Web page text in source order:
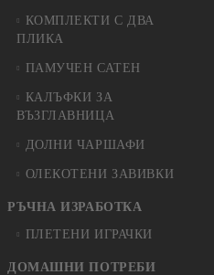
КОМПЛЕКТИ С ДВА
ПЛИКА
ПАМУЧЕН САТЕН
КАЛЪФКИ ЗА
ВЪЗГЛАВНИЦА
ДОЛНИ ЧАРШАФИ
ОЛЕКОТЕНИ ЗАВИВКИ
РЪЧНА ИЗРАБОТКА
ПЛЕТЕНИ ИГРАЧКИ
ДОМАШНИ ПОТРЕБИ